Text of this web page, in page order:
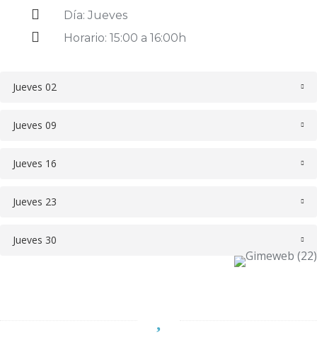
Día: Jueves
Horario: 15:00 a 16:00h
Jueves 02
Jueves 09
Jueves 16
Jueves 23
Jueves 30